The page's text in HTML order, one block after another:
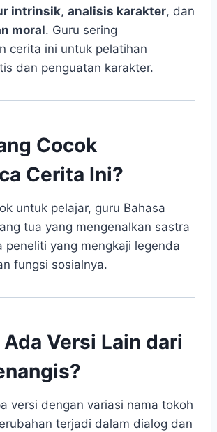
intrinsik, analisis karakter, dan
moral. Guru sering
cerita ini untuk pelatihan
dan penguatan karakter.
Cocok
Cerita Ini?
untuk pelajar, guru Bahasa
tua yang mengenalkan sastra
peneliti yang mengkaji legenda
fungsi sosialnya.
Versi Lain dari
versi dengan variasi nama tokoh
terjadi dalam dialog dan